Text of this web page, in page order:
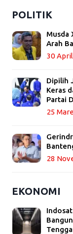
POLITIK
Musda
Arah
30
Dipilih
Keras
Partai
25
28
EKONOMI